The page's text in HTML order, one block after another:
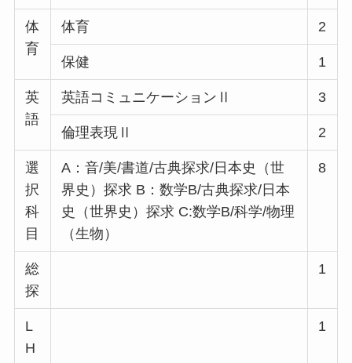
体
育
体育 2
保健 1
英
語
英語コミュニケーションⅡ 3
倫理表現Ⅱ 2
選
択
科
目
A：音/美/書道/古典探求/日本史（世
界史）探求 B：数学B/古典探求/日本
史（世界史）探求 C:数学B/科学/物理
（生物）
8
総
探
1
L
H
1